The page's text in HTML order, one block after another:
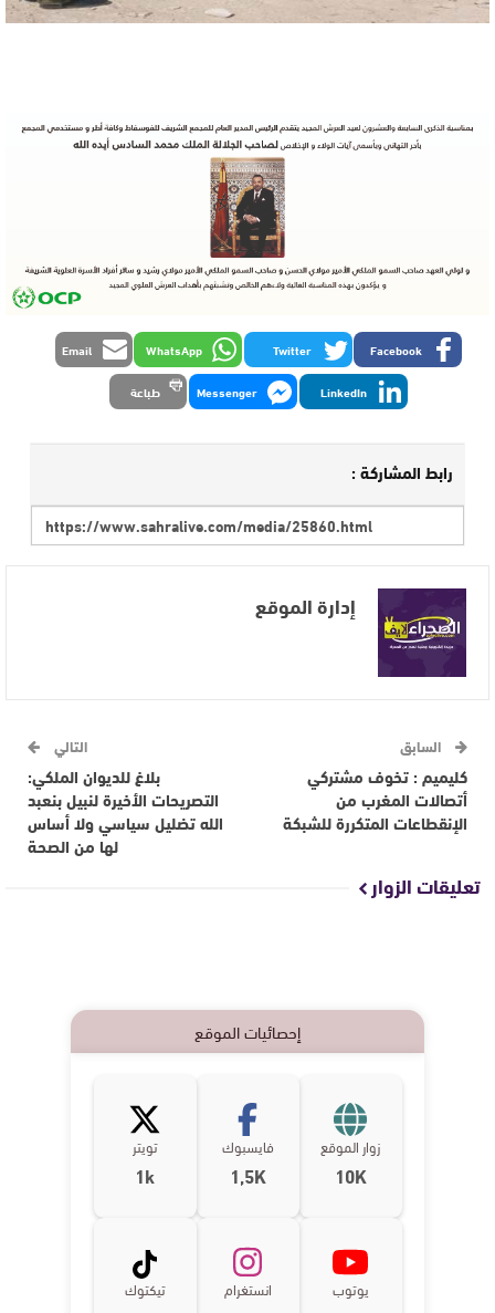
Facebook
Twitter
WhatsApp
Email
LinkedIn
Messenger طباعة
رابط المشاركة :
إدارة الموقع
السابق
كليميم : تخوف مشتركي
أتصالات المغرب من
الإنقطاعات المتكررة للشبكة
التالي
بلاغ للديوان الملكي:
التصريحات الأخيرة لنبيل بنعبد
الله تضليل سياسي ولا أساس
لها من الصحة
تعليقات الزوار
إحصائيات الموقع
زوار الموقع
10K
فايسبوك
1,5K
تويتر
1k
يوتوب انستغرام تيكتوك